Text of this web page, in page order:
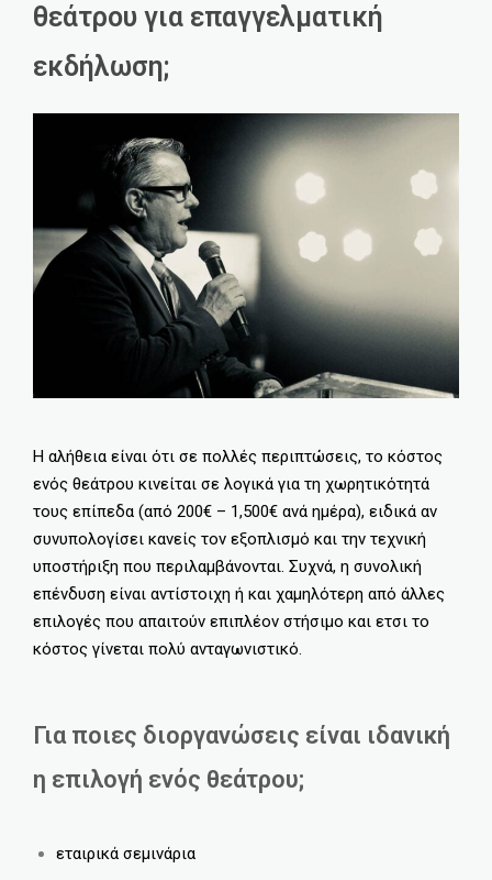
θεάτρου για επαγγελματική
εκδήλωση;
Η αλήθεια είναι ότι σε πολλές περιπτώσεις, το κόστος
ενός θεάτρου κινείται σε λογικά για τη χωρητικότητά
τους επίπεδα (από 200€ – 1,500€ ανά ημέρα), ειδικά αν
συνυπολογίσει κανείς τον εξοπλισμό και την τεχνική
υποστήριξη που περιλαμβάνονται. Συχνά, η συνολική
επένδυση είναι αντίστοιχη ή και χαμηλότερη από άλλες
επιλογές που απαιτούν επιπλέον στήσιμο και ετσι το
κόστος γίνεται πολύ ανταγωνιστικό.
Για ποιες διοργανώσεις είναι ιδανική
η επιλογή ενός θεάτρου;
εταιρικά σεμινάρια